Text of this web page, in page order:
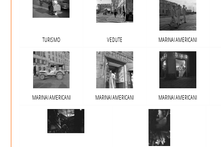
TURISMO VEDUTE MARINAI AMERICANI
MARINAI AMERICANI MARINAI AMERICANI MARINAI AMERICANI